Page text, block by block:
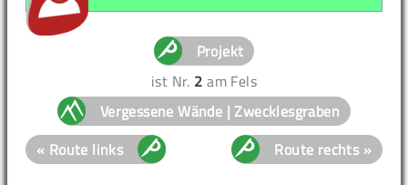
Projekt
ist Nr. 2 am Fels
Vergessene Wände | Zwecklesgraben
« Route links
Route rechts »